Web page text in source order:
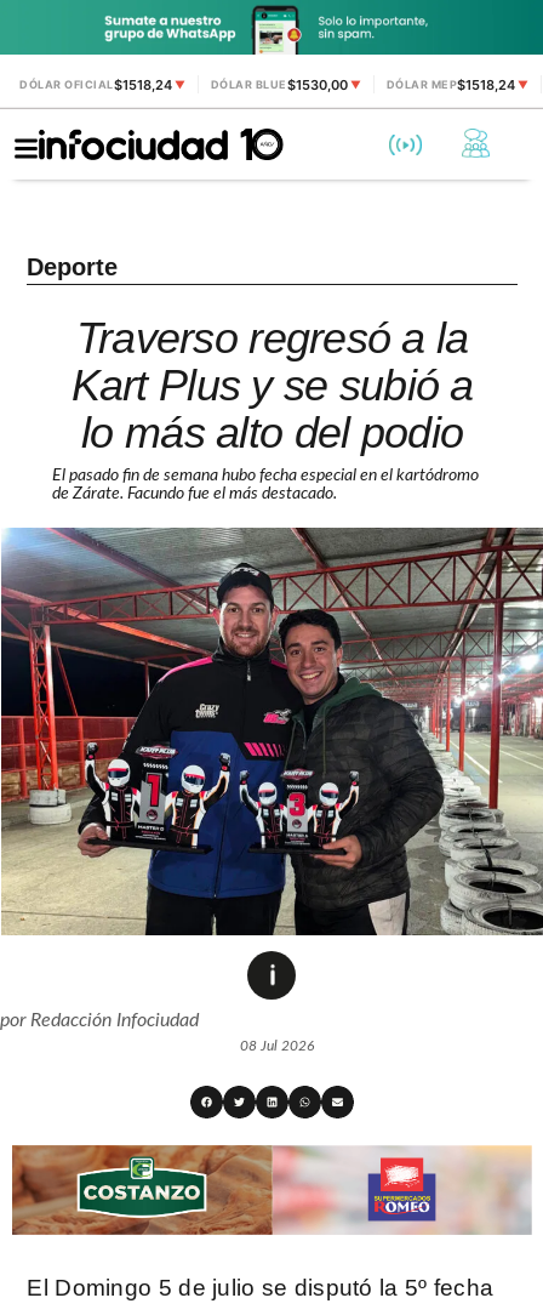
DÓLAR OFICIAL$1518,24 ▼ DÓLAR BLUE$1530,00 ▼ DÓLAR MEP$1518,24▼
Deporte
Traverso regresó a la
Kart Plus y se subió a
lo más alto del podio
El pasado fin de semana hubo fecha especial en el kartódromo
de Zárate. Facundo fue el más destacado.
porRedacción Infociudad
08 Jul 2026
El Domingo 5 de julio se disputó la 5º fecha